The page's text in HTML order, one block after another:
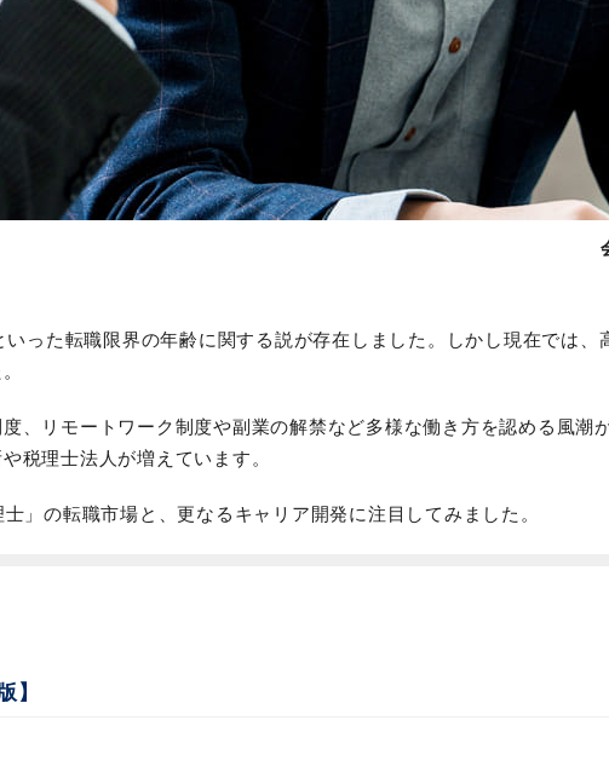
った転職限界の年齢に関する説が存在しました。しかし現在では
、リモートワーク制度や副業の解禁など多様な働き方を認める風潮
税理士法人が増えています。
」の転職市場と、更なるキャリア開発に注目してみました。
】